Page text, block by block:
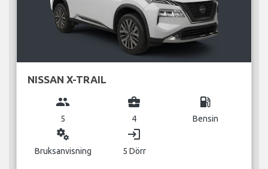
NISSAN X-TRAIL
group
5
business_center
4
local_gas_station
Bensin
miscellaneous_services
Bruksanvisning
login
5 Dörr